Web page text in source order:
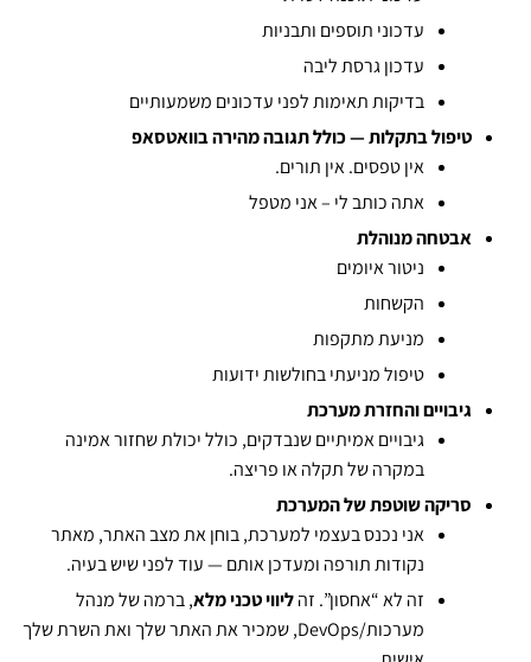
עדכוני תוספים ותבניות
עדכון גרסת ליבה
בדיקות תאימות לפני עדכונים משמעותיים
טיפול בתקלות — כולל תגובה מהירה בוואטסאפ
אין טפסים. אין תורים.
אתה כותב לי – אני מטפל
אבטחה מנוהלת
ניטור איומים
הקשחות
מניעת מתקפות
טיפול מניעתי בחולשות ידועות
גיבויים והחזרת מערכת
גיבויים אמיתיים שנבדקים, כולל יכולת שחזור אמינה
במקרה של תקלה או פריצה.
סריקה שוטפת של המערכת
אני נכנס בעצמי למערכת, בוחן את מצב האתר, מאתר
נקודות תורפה ומעדכן אותם — עוד לפני שיש בעיה.
זה לא “אחסון”. זהליווי טכני מלא, ברמה של מנהל
מערכות/DevOps, שמכיר את האתר שלך ואת השרת שלך